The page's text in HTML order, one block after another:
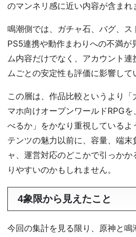
のマンネリ感に近い内容が含まれ
鳴潮側では、ガチャ石、バグ、ス
PS5連携や動作まわりへの不満が
ム内容だけでなく、アカウント
ムごとの安定性も評価に影響して
この層は、作品比較というより「
マホ向けオープンワールドRPG
べるか」をかなり重視しているよ
テンツの魅力以前に、容量、端末
ャ、運営対応のどこかで引っか
りやすいのかもしれません。
4象限から見えたこと
今回の集計を見る限り、原神と鳴